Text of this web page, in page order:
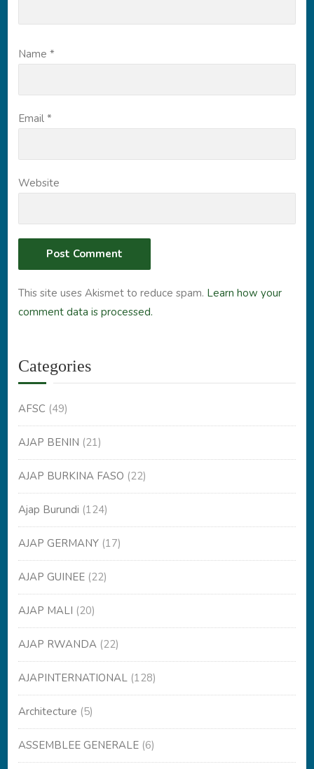
Name*
Email*
Website
This site uses Akismet to reduce spam. Learn how your
comment data is processed.
Categories
AFSC (49)
AJAP BENIN (21)
AJAP BURKINA FASO (22)
Ajap Burundi (124)
AJAP GERMANY (17)
AJAP GUINEE (22)
AJAP MALI (20)
AJAP RWANDA (22)
AJAPINTERNATIONAL (128)
Architecture (5)
ASSEMBLEE GENERALE (6)